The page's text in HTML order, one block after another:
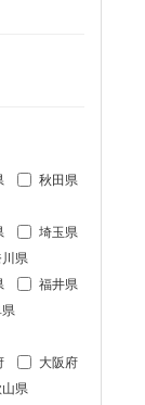
秋田県
埼玉県
県
福井県
大阪府
県